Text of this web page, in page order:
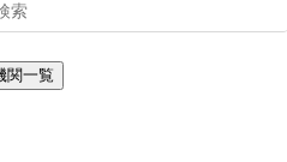
関一覧